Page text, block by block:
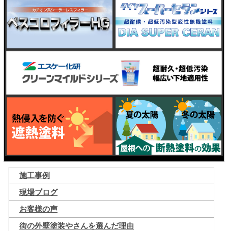
施工事例
現場ブログ
お客様の声
街の外壁塗装やさんを選んだ理由